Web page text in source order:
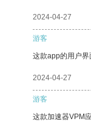
2024-04-27
游客
这款app的用户界
2024-04-27
游客
这款加速器VPM